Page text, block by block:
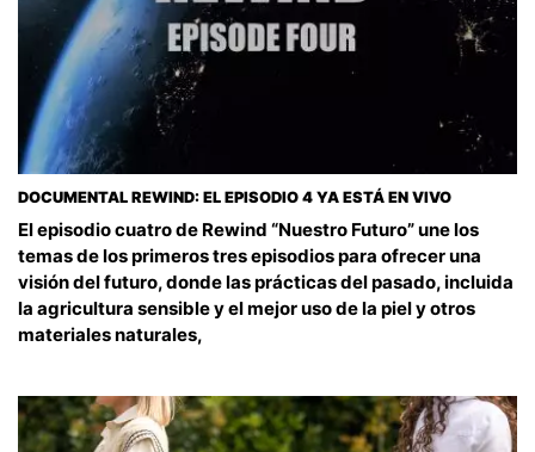
DOCUMENTAL REWIND: EL EPISODIO 4 YA ESTÁ EN VIVO
El episodio cuatro de Rewind “Nuestro Futuro” une los
temas de los primeros tres episodios para ofrecer una
visión del futuro, donde las prácticas del pasado, incluida
la agricultura sensible y el mejor uso de la piel y otros
materiales naturales,